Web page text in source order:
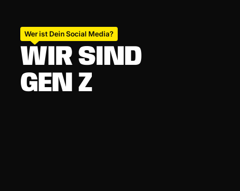
Wer ist Dein Social Media?
WIR SIND
PROJECT LEADERS